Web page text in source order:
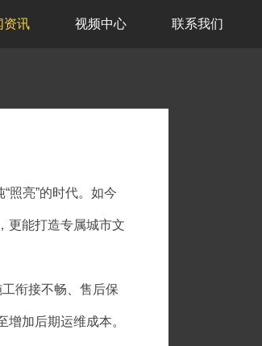
资讯 视频中心 联系我们
亮”的时代。如今
更能打造专属城市文
衔接不畅、售后保
加后期运维成本。